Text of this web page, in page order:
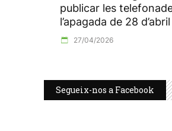
publicar les
l’apagada de 28 d’abril
27/04/2026
Segueix-nos a Facebook